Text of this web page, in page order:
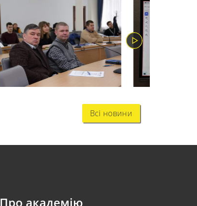
Всі новини
Про академію